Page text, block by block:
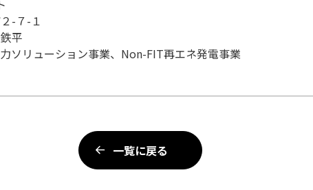
-７-１
平
ソリューション事業、Non-FIT再エネ発電事業
一覧に戻る